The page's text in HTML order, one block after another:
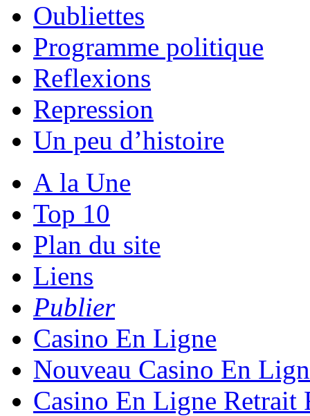
Oubliettes
Programme politique
Reflexions
Repression
Un peu d’histoire
A la Une
Top 10
Plan du site
Liens
Publier
Casino En Ligne
Nouveau Casino En
Casino En Ligne Retrait